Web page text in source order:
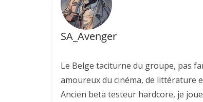
SA_Avenger
Le Belge taciturne du groupe, pas
amoureux du cinéma, de littérature
Ancien beta testeur hardcore, je